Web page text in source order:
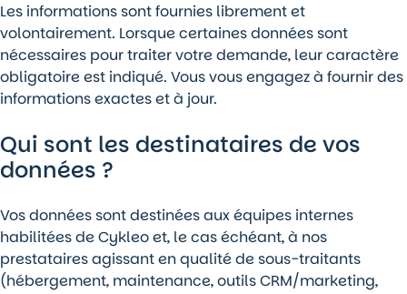
Les informations sont fournies librement et
volontairement. Lorsque certaines données sont
nécessaires pour traiter votre demande, leur caractère
obligatoire est indiqué. Vous vous engagez à fournir des
informations exactes et à jour.
Qui sont les destinataires de vos
données ?
Vos données sont destinées aux équipes internes
habilitées de Cykleo et, le cas échéant, à nos
prestataires agissant en qualité de sous-traitants
(hébergement, maintenance, outils CRM/marketing,